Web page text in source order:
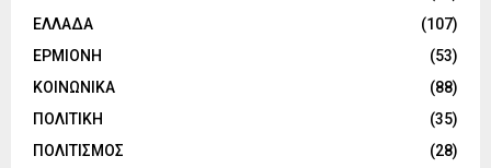
ΕΛΛΑΔΑ
(107)
ΕΡΜΙΟΝΗ
(53)
ΚΟΙΝΩΝΙΚΑ
(88)
ΠΟΛΙΤΙΚΗ
(35)
ΠΟΛΙΤΙΣΜΟΣ
(28)